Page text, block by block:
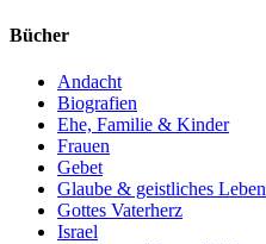
Bücher
Andacht
Biografien
Ehe, Familie & Kinder
Frauen
Gebet
Glaube & geistliches Leben
Gottes Vaterherz
Israel